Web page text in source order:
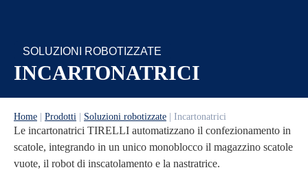
SOLUZIONI ROBOTIZZATE
INCARTONATRICI
Home Prodotti Soluzioni robotizzate Incartonatrici
Le incartonatrici TIRELLI automatizzano il confezionamento in
scatole, integrando in un unico monoblocco il magazzino scatole
vuote, il robot di inscatolamento e la nastratrice.